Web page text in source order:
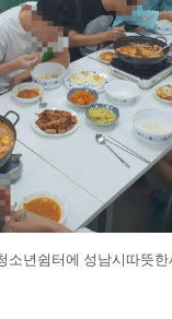
소년쉼터에 성남시따뜻